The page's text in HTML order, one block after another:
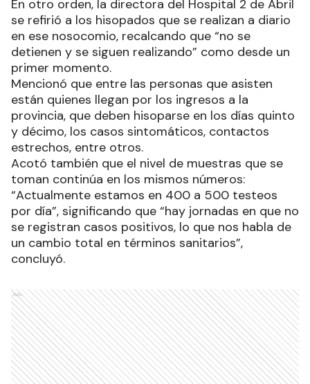
En otro orden, la directora del Hospital 2 de Abril
se refirió a los hisopados que se realizan a diario
en ese nosocomio, recalcando que “no se
detienen y se siguen realizando” como desde un
primer momento.
Mencionó que entre las personas que asisten
están quienes llegan por los ingresos a la
provincia, que deben hisoparse en los días quinto
y décimo, los casos sintomáticos, contactos
estrechos, entre otros.
Acotó también que el nivel de muestras que se
toman continúa en los mismos números:
“Actualmente estamos en 400 a 500 testeos
por día”, significando que “hay jornadas en que no
se registran casos positivos, lo que nos habla de
un cambio total en términos sanitarios”,
concluyó.
Ads